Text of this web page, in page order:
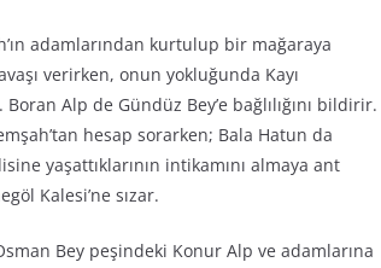
adamlarından kurtulup bir mağaraya
verirken, onun yokluğunda Kayı
Alp de Gündüz Bey’e bağlılığını bildirir.
hesap sorarken; Bala Hatun da
yaşattıklarının intikamını almaya ant
Kalesi’ne sızar.
Bey peşindeki Konur Alp ve adamlarına